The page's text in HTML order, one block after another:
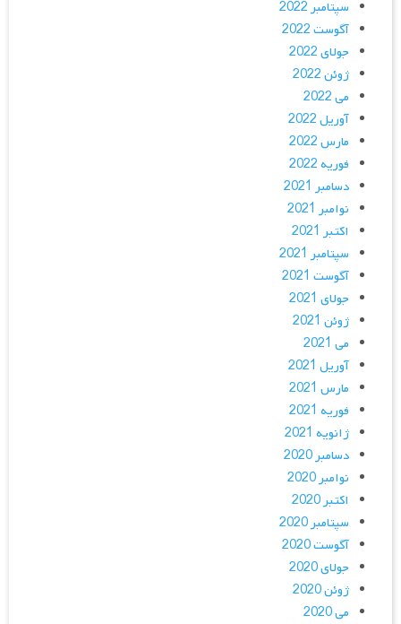
سپتامبر 2022
آگوست 2022
جولای 2022
ژوئن 2022
می 2022
آوریل 2022
مارس 2022
فوریه 2022
دسامبر 2021
نوامبر 2021
اکتبر 2021
سپتامبر 2021
آگوست 2021
جولای 2021
ژوئن 2021
می 2021
آوریل 2021
مارس 2021
فوریه 2021
ژانویه 2021
دسامبر 2020
نوامبر 2020
اکتبر 2020
سپتامبر 2020
آگوست 2020
جولای 2020
ژوئن 2020
می 2020